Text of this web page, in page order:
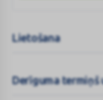
Lietošana
Derīguma